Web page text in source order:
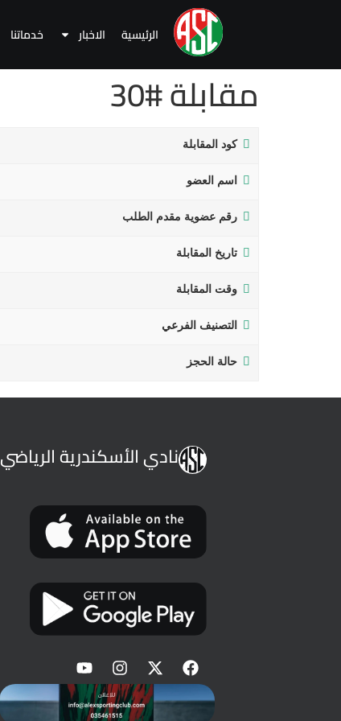
الرئيسية الاخبار خدماتنا
مقابلة #30
كود المقابلة
اسم العضو
رقم عضوية مقدم الطلب
تاريخ المقابلة
وقت المقابلة
التصنيف الفرعي
حالة الحجز
نادي الأسكندرية الرياضي